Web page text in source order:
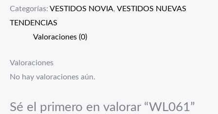
Categorías: VESTIDOS NOVIA, VESTIDOS NUEVAS
TENDENCIAS
Valoraciones (0)
Valoraciones
No hay valoraciones aún.
Sé el primero en valorar “WL061”